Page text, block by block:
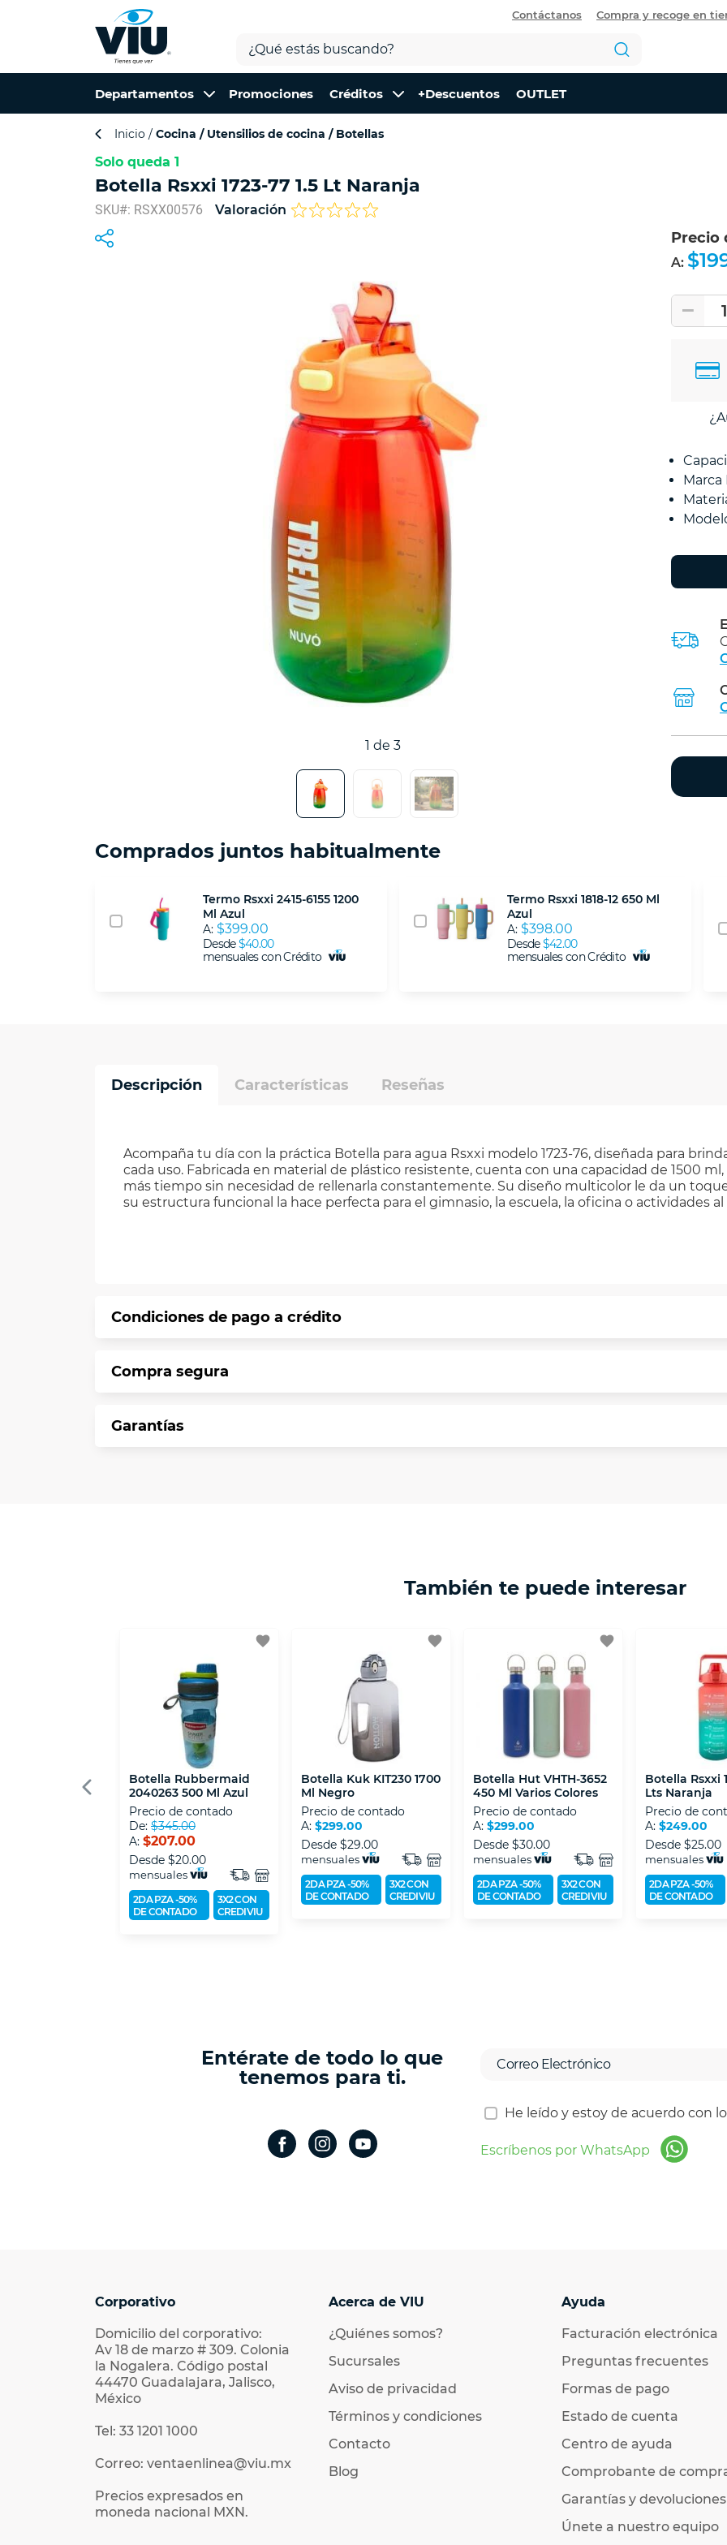
Contáctanos Compra y recoge en
Departamentos Promociones Créditos +Descuentos OUTLET
Inicio Cocina Utensilios de cocina Botellas
1 de 3
Solo queda 1
Botella Rsxxi 1723-77 1.5 Lt Naranja
SKU#: RSXX00576 Valoración
Precio
A:
1
Marca
Comprados juntos habitualmente
Termo Rsxxi 2415-6155 1200
Ml Azul
A: $399.00
Desde$40.00
mensuales con Crédito
Termo Rsxxi 1818-12 650 Ml
Azul
A: $398.00
Desde$42.00
mensuales con Crédito
Descripción Características Reseñas
Acompaña tu día con la práctica Botella para agua Rsxxi modelo 1723-76, diseñada para
cada uso. Fabricada en material de plástico resistente, cuenta con una capacidad de 1500
más tiempo sin necesidad de rellenarla constantemente. Su diseño multicolor le da un
su estructura funcional la hace perfecta para el gimnasio, la escuela, la oficina o actividades al
Condiciones de pago a crédito
Compra segura
Garantías
También te puede interesar
favorite
Botella Rubbermaid
2040263 500 Ml Azul
Precio de contado
De: $345.00
A: $207.00
Desde $20.00
mensuales
2DA PZA -50%
DE CONTADO
3X2 CON
CREDIVIU
favorite
Botella Kuk KIT230 1700
Ml Negro
Precio de contado
A: $299.00
Desde $29.00
mensuales
2DA PZA -50%
DE CONTADO
3X2 CON
CREDIVIU
favorite
Botella Hut VHTH-3652
450 Ml Varios Colores
Precio de contado
A: $299.00
Desde $30.00
mensuales
2DA PZA -50%
DE CONTADO
3X2 CON
CREDIVIU
Botella Rsxxi
Lts Naranja
Precio de
A: $249.00
Desde $25.00
mensuales
2DA PZA -50%
DE CONTADO
Entérate de todo lo que
tenemos para ti.
He leído y estoy de acuerdo con
Escríbenos por WhatsApp
Corporativo
Domicilio del corporativo:
Av 18 de marzo # 309. Colonia
la Nogalera. Código postal
44470 Guadalajara, Jalisco,
México
Tel: 33 1201 1000
Correo: ventaenlinea@viu.mx
Precios expresados en
moneda nacional MXN.
Acerca de VIU
¿Quiénes somos?
Sucursales
Aviso de privacidad
Términos y condiciones
Contacto
Blog
Ayuda
Facturación electrónica
Preguntas frecuentes
Formas de pago
Estado de cuenta
Centro de ayuda
Comprobante de
Garantías y devoluciones
Únete a nuestro equipo